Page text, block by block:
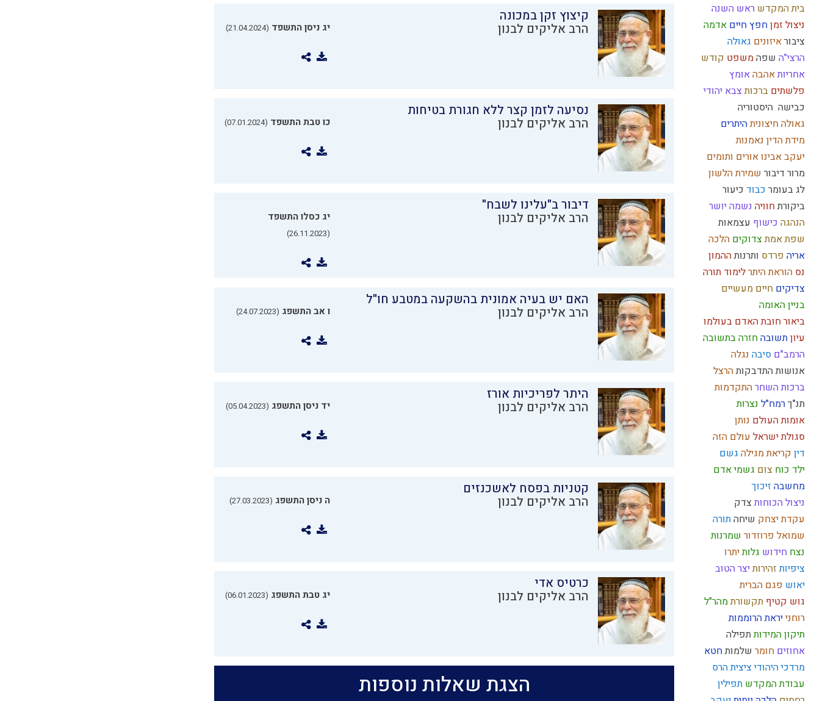
בית המקדש ראש השנה
ניצול זמןחפץ חיים אדמה
ציבוראיזונים גאולה
הרצי"ה שפהמשפט קודש
אחריותאהבהאומץ
פלשתים ברכותצבא יהודי
כבישה היסטוריה
גאולה חיצוניתהיתרים
מידת הדין נאמנות
יעקב אבינואורים ותומים
מרור דיבור שמירת הלשון
לג בעומר כבוד כיעור
ביקורתחוויה נשמהיושר
הנהגה כישוף עצמאות
שפת אמתצדוקים הלכה
אריה פרדס ותרנותההמון
נס הוראת היתרלימוד תורה
צדיקים חיים מעשיים
בניין האומה
ביאור חובת האדם בעולמו
עיוןתשובהחזרה בתשובה
הרמב"ם סיבה נגלה
אנושותהתדבקותהרצל
ברכות השחרהתקדמות
תנ"ךרמח"ל נצרות
אומות העולם נותן
סגולת ישראל עולם הזה
דין קריאת מגילה גשם
ילד כוח צום גשמיאדם
מחשבה זיכוך
ניצול הכוחותצדק
עקדת יצחק שיחהתורה
שמואל פרוזדור שמרנות
נצח חידוש גלותיתרו
ציפיותזהירותיצר הטוב
יאוש פגם הברית
גוש קטיף תקשורתמהר"ל
רוחנייראת הרוממות
תיקון המידותתפילה
אחוזים חומר שלמותחטא
מרדכי היהודיציציתהרס
עבודת המקדש תפילין
קיצוץ זקן במכונה
הרב אליקים לבנון יג ניסן התשפד (21.04.2024)
נסיעה לזמן קצר ללא חגורת בטיחות
הרב אליקים לבנון כו טבת התשפד (07.01.2024)
דיבור ב"עלינו לשבח"
הרב אליקים לבנון יג כסלו התשפד
(26.11.2023)
האם יש בעיה אמונית בהשקעה במטבע חו"ל
הרב אליקים לבנון ו אב התשפג (24.07.2023)
היתר לפריכיות אורז
הרב אליקים לבנון יד ניסן התשפג (05.04.2023)
קטניות בפסח לאשכנזים
הרב אליקים לבנון ה ניסן התשפג (27.03.2023)
כרטיס אדי
הרב אליקים לבנון יג טבת התשפג (06.01.2023)
הצגת שאלות נוספות